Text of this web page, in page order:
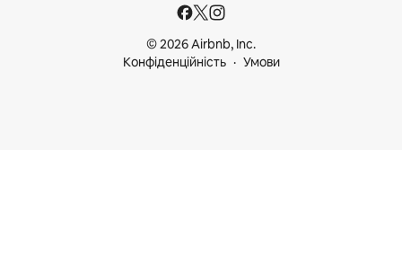
© 2026 Airbnb, Inc.
Конфіденційність
Умови